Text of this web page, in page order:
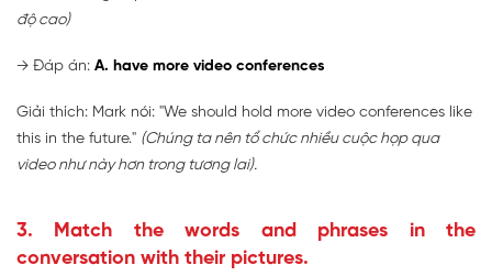
độ cao)
→ Đáp án: A. have more video conferences
Giải thích: Mark nói: "We should hold more video conferences like
this in the future." (Chúng ta nên tổ chức nhiều cuộc họp qua
video như này hơn trong tương lai).
3. Match the words and phrases in the
conversation with their pictures.